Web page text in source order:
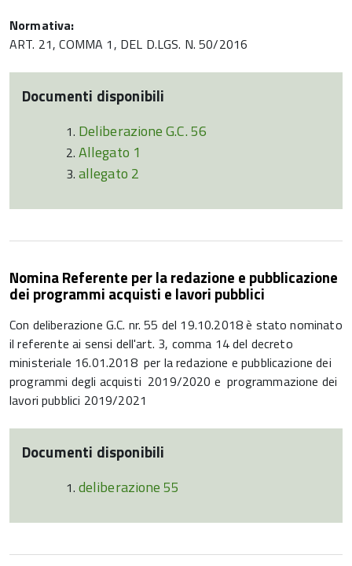
Normativa:
ART. 21, COMMA 1, DEL D.LGS. N. 50/2016
Documenti disponibili
Deliberazione G.C. 56
Allegato 1
allegato 2
Nomina Referente per la redazione e pubblicazione
dei programmi acquisti e lavori pubblici
Con deliberazione G.C. nr. 55 del 19.10.2018 è stato nominato
il referente ai sensi dell'art. 3, comma 14 del decreto
ministeriale 16.01.2018 per la redazione e pubblicazione dei
programmi degli acquisti 2019/2020 e programmazione dei
lavori pubblici 2019/2021
Documenti disponibili
deliberazione 55